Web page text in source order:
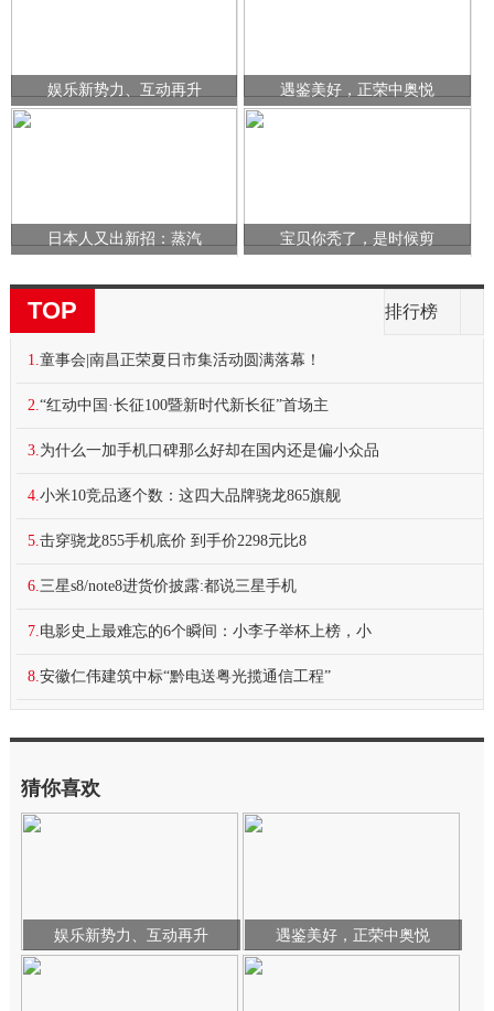
娱乐新势力、互动再升 遇鉴美好，正荣中奥悦
日本人又出新招：蒸汽 宝贝你秃了，是时候剪
TOP 排行榜
1.童事会|南昌正荣夏日市集活动圆满落幕！
2.“红动中国·长征100暨新时代新长征”首场主
3.为什么一加手机口碑那么好却在国内还是偏小众品
4.小米10竞品逐个数：这四大品牌骁龙865旗舰
5.击穿骁龙855手机底价 到手价2298元比8
6.三星s8/note8进货价披露:都说三星手机
7.电影史上最难忘的6个瞬间：小李子举杯上榜，小
8.安徽仁伟建筑中标“黔电送粤光揽通信工程”
猜你喜欢
娱乐新势力、互动再升 遇鉴美好，正荣中奥悦